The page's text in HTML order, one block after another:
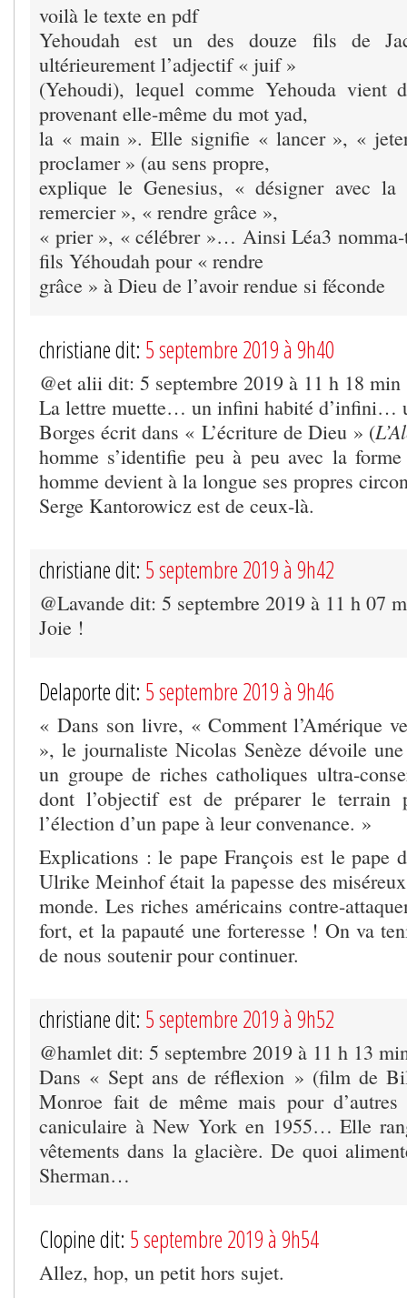
voilà le texte en pdf
Yehoudah est un des douze fils de
ultérieurement l’adjectif « juif »
(Yehoudi), lequel comme Yehouda vient
provenant elle-même du mot yad,
la « main ». Elle signifie « lancer », «
proclamer » (au sens propre,
explique le Genesius, « désigner avec
remercier », « rendre grâce »,
« prier », « célébrer »… Ainsi Léa3
fils Yéhoudah pour « rendre
grâce » à Dieu de l’avoir rendue si féconde
christiane dit: 5 septembre 2019 à 9h40
@et alii dit: 5 septembre 2019 à 11 h 18 min
La lettre muette… un infini habité d’infini…
Borges écrit dans « L’écriture de Dieu » (
homme s’identifie peu à peu avec la
homme devient à la longue ses propres
Serge Kantorowicz est de ceux-là.
christiane dit: 5 septembre 2019 à 9h42
@Lavande dit: 5 septembre 2019 à 11 h 07
Joie !
Delaporte dit: 5 septembre 2019 à 9h46
« Dans son livre, « Comment l’Amérique
», le journaliste Nicolas Senèze dévoile
un groupe de riches catholiques ultra-
dont l’objectif est de préparer le terrain
l’élection d’un pape à leur convenance. »
Explications : le pape François est le pape
Ulrike Meinhof était la papesse des
monde. Les riches américains contre-
fort, et la papauté une forteresse ! On va
de nous soutenir pour continuer.
christiane dit: 5 septembre 2019 à 9h52
@hamlet dit: 5 septembre 2019 à 11 h 13
Dans « Sept ans de réflexion » (film de
Monroe fait de même mais pour
caniculaire à New York en 1955… Elle
vêtements dans la glacière. De quoi
Sherman…
Clopine dit: 5 septembre 2019 à 9h54
Allez, hop, un petit hors sujet.